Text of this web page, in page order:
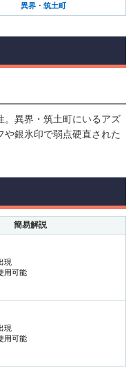
異界・筑土町
。異界・筑土町にいるアズ
や銀氷印で弱点硬直された
簡易解説
現
用可能
現
用可能